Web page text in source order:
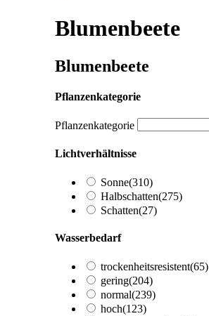
Blumenbeete
Blumenbeete
Pflanzenkategorie
Pflanzenkategorie
Lichtverhältnisse
Sonne(310)
Halbschatten(275)
Schatten(27)
Wasserbedarf
trockenheitsresistent(65)
gering(204)
normal(239)
hoch(123)